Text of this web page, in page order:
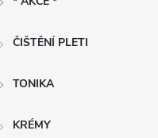
ČIŠTĚNÍ PLETI
TONIKA
KRÉMY